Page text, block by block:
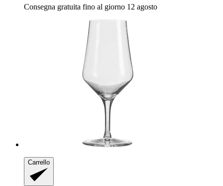
Consegna gratuita fino al giorno 12 agosto
Carrello